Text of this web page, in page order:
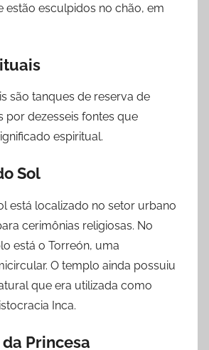
estão esculpidos no chão, em
são tanques de reserva de
por dezesseis fontes que
espiritual.
Sol
está localizado no setor urbano
cerimônias religiosas. No
está o Torreón, uma
O templo ainda possuiu
que era utilizada como
Inca.
Princesa